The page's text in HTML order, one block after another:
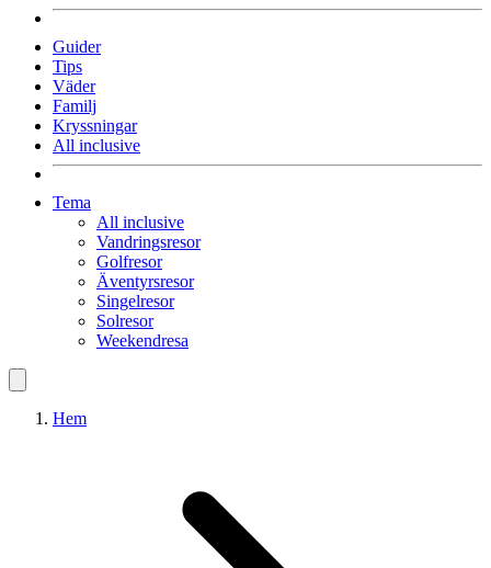
Guider
Tips
Väder
Familj
Kryssningar
All inclusive
Tema
All inclusive
Vandringsresor
Golfresor
Äventyrsresor
Singelresor
Solresor
Weekendresa
Hem